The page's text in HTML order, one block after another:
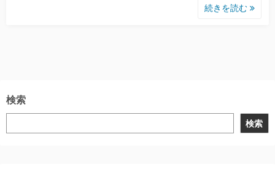
続きを読む
検索
検索